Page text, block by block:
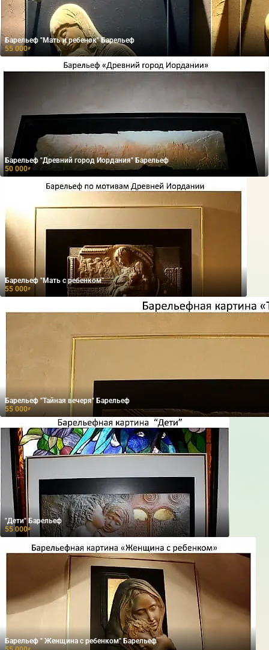
Барельеф "Мать и ребенок" Барельеф
55 000₽
Барельеф "Древний город Иордания" Барельеф
50 000₽
Барельеф "Мать с ребенком"
55 000₽
Барельеф "Тайная вечеря" Барельеф
55 000₽
"Дети" Барельеф
55 000₽
Барельеф " Женщина с ребенком" Барельеф